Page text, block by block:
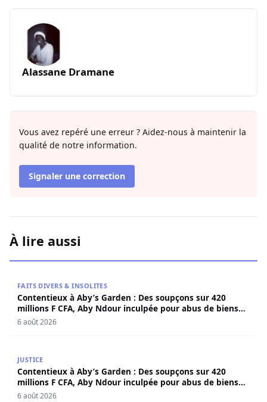
Alassane Dramane
Vous avez repéré une erreur ? Aidez-nous à maintenir la
qualité de notre information.
Signaler une correction
À lire aussi
FAITS DIVERS & INSOLITES
Contentieux à Aby’s Garden : Des soupçons sur 420
millions F CFA, Aby Ndour inculpée pour abus de biens
sociaux
6 août 2026
JUSTICE
Contentieux à Aby’s Garden : Des soupçons sur 420
millions F CFA, Aby Ndour inculpée pour abus de biens
sociaux
6 août 2026